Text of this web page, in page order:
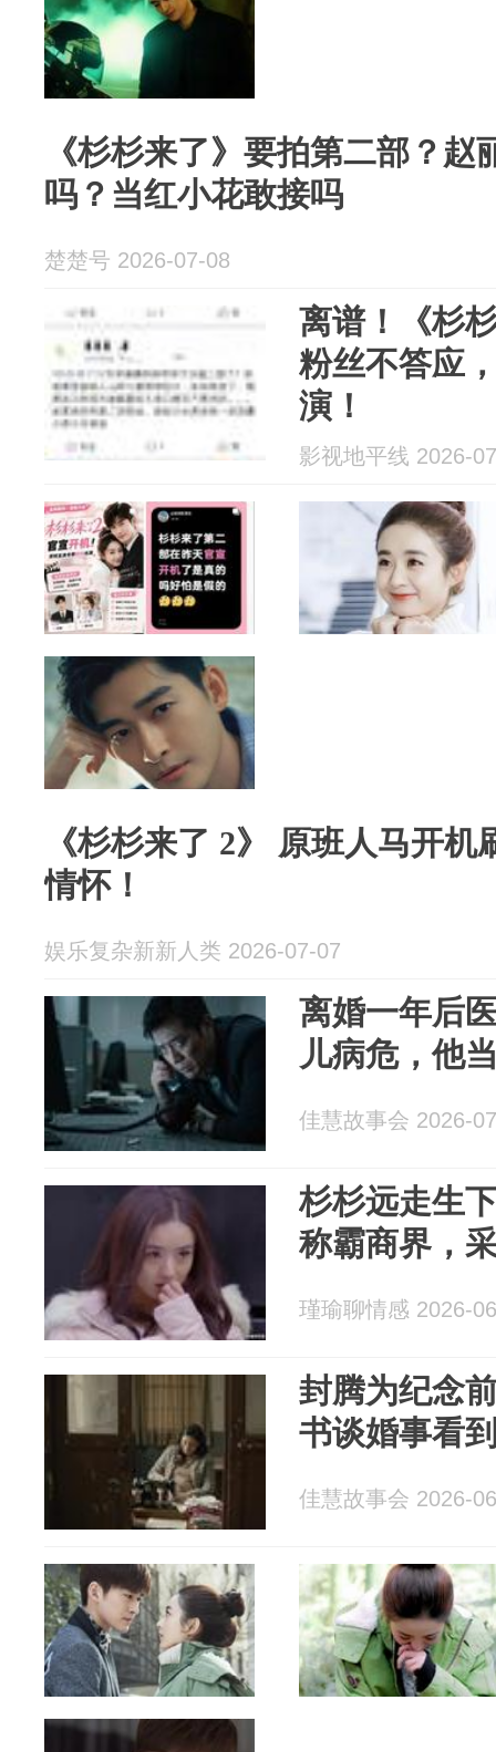
《杉杉来了》要拍第二部？赵
吗？当红小花敢接吗
楚楚号 2026-07-08
离谱！《杉
粉丝不答应
演！
影视地平线 2026-
《杉杉来了 2》 原班人马开
情怀！
娱乐复杂新新人类 2026-07-07
离婚一年后
儿病危，他
佳慧故事会 2026-
杉杉远走生
称霸商界，
瑾瑜聊情感 2026-
封腾为纪念
书谈婚事看
佳慧故事会 2026-